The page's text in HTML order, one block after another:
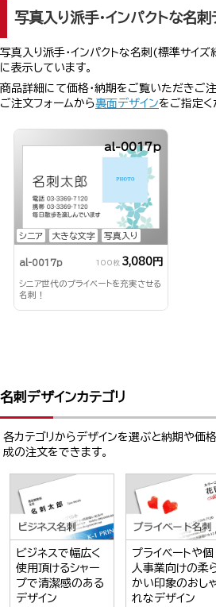
写真入り派手・インパクトな名刺
写真入り派手・インパクトな名刺(標準サイ
に表示しています。
商品詳細にて価格・納期をご覧いただきご
ご注文フォームから裏面デザインをご指定く
シニア 大きな文字 写真入り
al-0017p
al-0017p 100枚 3,080円
シニア世代のプライベートを充実させる
名刺！
名刺デザインカテゴリ
各カテゴリからデザインを選ぶと納期や価
成の注文をできます。
ビジネスで幅広く
使用頂けるシャー
プで清潔感のある
デザイン
プライベートや個
人事業向けの柔
かい印象のおしゃ
れなデザイン